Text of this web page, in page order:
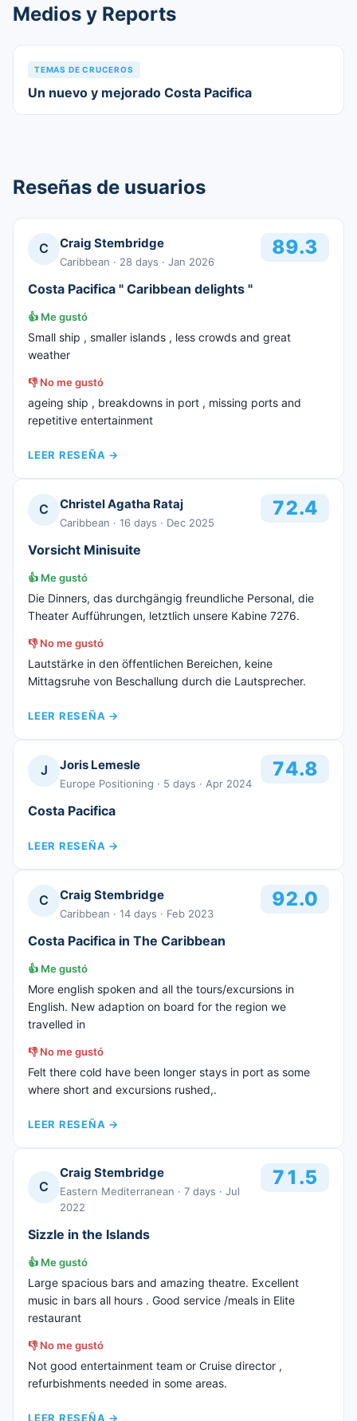
Medios y Reports
TEMAS DE CRUCEROS
Un nuevo y mejorado Costa Pacifica
Reseñas de usuarios
C Craig Stembridge
Caribbean · 28 days · Jan 2026
89.3
Costa Pacifica " Caribbean delights "
👍 Me gustó
Small ship , smaller islands , less crowds and great
weather
👎No me gustó
ageing ship , breakdowns in port , missing ports and
repetitive entertainment
LEER RESEÑA →
C Christel Agatha Rataj
Caribbean · 16 days · Dec 2025
72.4
Vorsicht Minisuite
👍 Me gustó
Die Dinners, das durchgängig freundliche Personal, die
Theater Aufführungen, letztlich unsere Kabine 7276.
👎No me gustó
Lautstärke in den öffentlichen Bereichen, keine
Mittagsruhe von Beschallung durch die Lautsprecher.
LEER RESEÑA →
J Joris Lemesle
Europe Positioning · 5 days · Apr 2024
74.8
Costa Pacifica
LEER RESEÑA →
C Craig Stembridge
Caribbean · 14 days · Feb 2023
92.0
Costa Pacifica in The Caribbean
👍 Me gustó
More english spoken and all the tours/excursions in
English. New adaption on board for the region we
travelled in
👎No me gustó
Felt there cold have been longer stays in port as some
where short and excursions rushed,.
LEER RESEÑA →
C
Craig Stembridge
Eastern Mediterranean · 7 days · Jul
2022
71.5
Sizzle in the Islands
👍 Me gustó
Large spacious bars and amazing theatre. Excellent
music in bars all hours . Good service /meals in Elite
restaurant
👎No me gustó
Not good entertainment team or Cruise director ,
refurbishments needed in some areas.
LEER RESEÑA →